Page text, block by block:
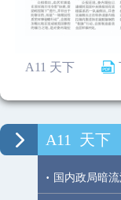
A11 天下
A11 天下
· 国内政局暗